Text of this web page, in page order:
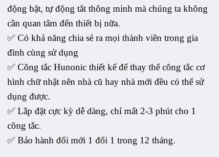
động bật, tự động tắt thông minh mà chúng ta không
cần quan tâm đến thiết bị nữa.
✅ Có khả năng chia sẻ ra mọi thành viên trong gia
đình cùng sử dụng
✅ Công tắc Hunonic thiết kế để thay thế công tắc cơ
hình chữ nhật nên nhà cũ hay nhà mới đều có thể sử
dụng được.
✅ Lắp đặt cực kỳ dễ dàng, chỉ mất 2-3 phút cho 1
công tắc.
✅ Bảo hành đổi mới 1 đổi 1 trong 12 tháng.